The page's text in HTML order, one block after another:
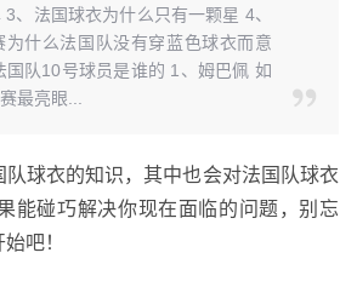
、法国球衣为什么只有一颗星 4、
为什么法国队没有穿蓝色球衣而意
国队10号球员是谁的 1、姆巴佩 如
最亮眼...
球衣的知识，其中也会对法国队球衣
能碰巧解决你现在面临的问题，别忘
吧！